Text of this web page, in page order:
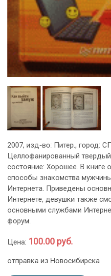
2007, изд-во: Питер., город:
Целлофанированный
состояние: Хорошее. В
способы знакомства
Интернета. Приведены
Интернете, девушки также
основными службами
форум.
Цена: 100.00 руб.
отправка из Новосибирска